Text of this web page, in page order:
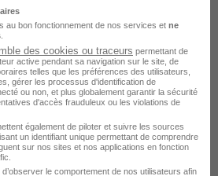
au bon fonctionnement de nos services et ne
des cookies ou traceurs permettant de
active pendant sa navigation sur le site, de
telles que les préférences des utilisateurs,
gérer les processus d'identification de
ou non, et plus globalement garantir la sécurité
d'accès frauduleux ou les violations de
également de piloter et suivre les sources
un identifiant unique permettant de comprendre
sur nos sites et nos applications en fonction
le comportement de nos utilisateurs afin